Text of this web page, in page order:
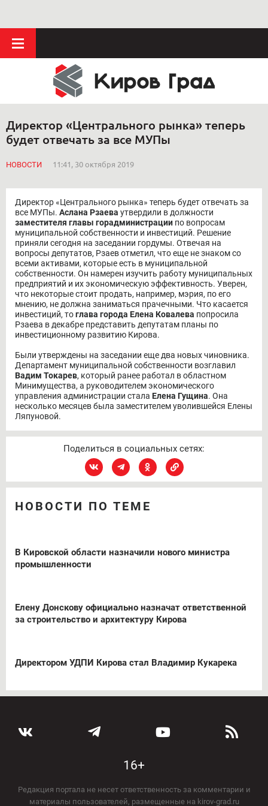
Директор «Центрального рынка» теперь
будет отвечать за все МУПы
НОВОСТИ 11:41, 30 октября 2019
Директор «Центрального рынка» теперь будет отвечать за
все МУПы. Аслана Рзаева утвердили в должности
заместителя главы горадминистрации по вопросам
муниципальной собственности и инвестиций. Решение
приняли сегодня на заседании гордумы. Отвечая на
вопросы депутатов, Рзаев отметил, что еще не знаком со
всеми активами, которые есть в муниципальной
собственности. Он намерен изучить работу муниципальных
предприятий и их экономическую эффективность. Уверен,
что некоторые стоит продать, например, мэрия, по его
мнению, не должна заниматься прачечными. Что касается
инвестиций, тоглава города Елена Ковалева попросила
Рзаева в декабре представить депутатам планы по
инвестиционному развитию Кирова.
Были утверждены на заседании еще два новых чиновника.
Департамент муниципальной собственности возглавил
Вадим Токарев, который ранее работал в областном
Минимущества, а руководителем экономического
управления администрации стала Елена Гущина. Она
несколько месяцев была заместителем уволившейся Елены
Ляпуновой.
Поделиться в социальных сетях:
НОВОСТИ ПО ТЕМЕ
В Кировской области назначили нового министра
промышленности
Елену Донскову официально назначат ответственной
за строительство и архитектуру Кирова
Директором УДПИ Кирова стал Владимир Кукарека
16+
Редакция портала не несет ответственность за комментарии и
материалы пользователей, размещенные на kirov-grad.ru